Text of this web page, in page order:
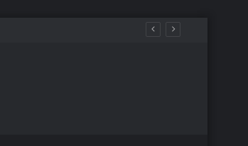
Adliyeye Geldi